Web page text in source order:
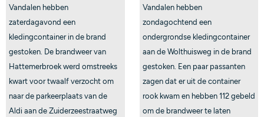
Vandalen hebben
zaterdagavond een
kledingcontainer in de brand
gestoken. De brandweer van
Hattemerbroek werd omstreeks
kwart voor twaalf verzocht om
naar de parkeerplaats van de
Aldi aan de Zuiderzeestraatweg
Vandalen hebben
zondagochtend een
ondergrondse kledingcontainer
aan de Wolthuisweg in de brand
gestoken. Een paar passanten
zagen dat er uit de container
rook kwam en hebben 112 gebeld
om de brandweer te laten